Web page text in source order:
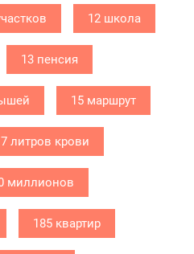
12 школа
13 пенсия
15 маршрут
литров крови
миллионов
185 квартир